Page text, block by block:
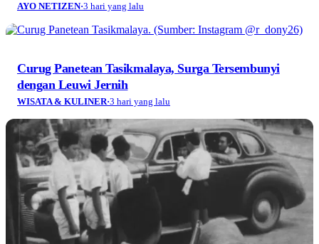
AYO NETIZEN·3 hari yang lalu
Curug Panetean Tasikmalaya, Surga Tersembunyi
dengan Leuwi Jernih
WISATA & KULINER·3 hari yang lalu